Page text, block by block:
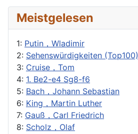
Meistgelesen
1: Putin，Wladimir
2: Sehenswürdigkeiten (Top100)
3: Cruise，Tom
4: 1. Be2-e4 Sg8-f6
5: Bach，Johann Sebastian
6: King，Martin Luther
7: Gauß，Carl Friedrich
8: Scholz，Olaf